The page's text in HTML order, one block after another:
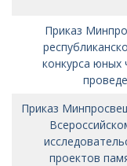
Приказ
конкурса юных
Приказ
проектов